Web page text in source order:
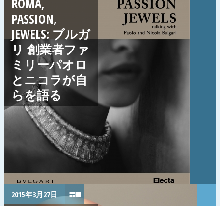
PASSION,
JEWELS: ブルガ
リ 創業者ファ
ミリーパオロ
とニコラが自
らを語る
2015年3月27日